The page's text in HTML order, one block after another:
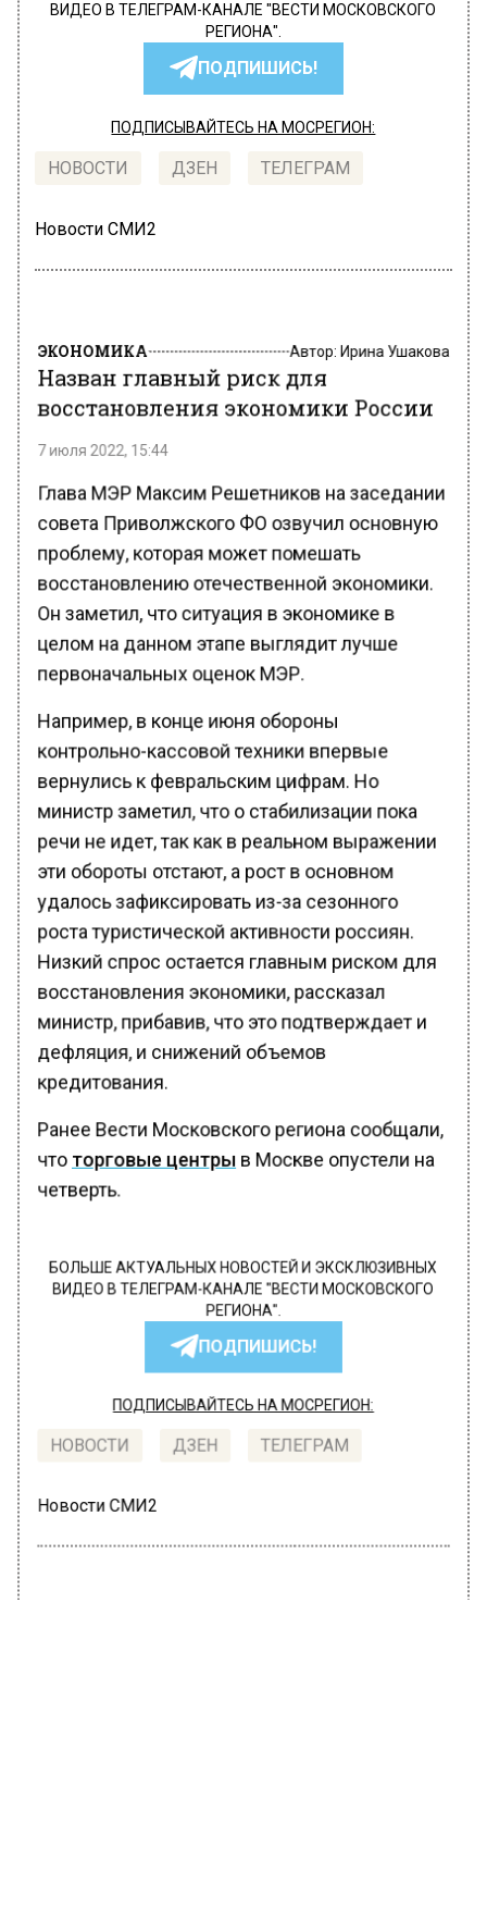
ВИДЕО В ТЕЛЕГРАМ-КАНАЛЕ "ВЕСТИ МОСКОВСКОГО
РЕГИОНА".
ПОДПИШИСЬ!
ПОДПИСЫВАЙТЕСЬ НА МОСРЕГИОН:
НОВОСТИ ДЗЕН ТЕЛЕГРАМ
Новости СМИ2
ЭКОНОМИКА Автор:Ирина Ушакова
Назван главный риск для
восстановления экономики России
7 июля 2022, 15:44
Глава МЭР Максим Решетников на заседании
совета Приволжского ФО озвучил основную
проблему, которая может помешать
восстановлению отечественной экономики.
Он заметил, что ситуация в экономике в
целом на данном этапе выглядит лучше
первоначальных оценок МЭР.
Например, в конце июня обороны
контрольно-кассовой техники впервые
вернулись к февральским цифрам. Но
министр заметил, что о стабилизации пока
речи не идет, так как в реальном выражении
эти обороты отстают, а рост в основном
удалось зафиксировать из-за сезонного
роста туристической активности россиян.
Низкий спрос остается главным риском для
восстановления экономики, рассказал
министр, прибавив, что это подтверждает и
дефляция, и снижений объемов
кредитования.
Ранее Вести Московского региона сообщали,
что торговые центры в Москве опустели на
четверть.
БОЛЬШЕ АКТУАЛЬНЫХ НОВОСТЕЙ И ЭКСКЛЮЗИВНЫХ
ВИДЕО В ТЕЛЕГРАМ-КАНАЛЕ "ВЕСТИ МОСКОВСКОГО
РЕГИОНА".
ПОДПИШИСЬ!
ПОДПИСЫВАЙТЕСЬ НА МОСРЕГИОН:
НОВОСТИ ДЗЕН ТЕЛЕГРАМ
Новости СМИ2